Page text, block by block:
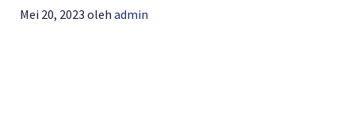
Mei 20, 2023 olehadmin